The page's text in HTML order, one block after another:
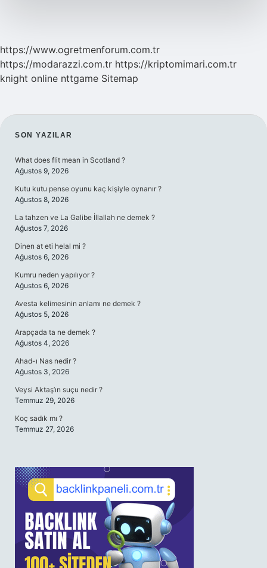
https://www.ogretmenforum.com.tr
https://modarazzi.com.tr https://kriptomimari.com.tr
knight online nttgame Sitemap
SIDEBAR
SON YAZILAR
What does flit mean in Scotland ?
Ağustos 9, 2026
Kutu kutu pense oyunu kaç kişiyle oynanır ?
Ağustos 8, 2026
La tahzen ve La Galibe İllallah ne demek ?
Ağustos 7, 2026
Dinen at eti helal mi ?
Ağustos 6, 2026
Kumru neden yapılıyor ?
Ağustos 6, 2026
Avesta kelimesinin anlamı ne demek ?
Ağustos 5, 2026
Arapçada ta ne demek ?
Ağustos 4, 2026
Ahad-ı Nas nedir ?
Ağustos 3, 2026
Veysi Aktaş’ın suçu nedir ?
Temmuz 29, 2026
Koç sadık mı ?
Temmuz 27, 2026